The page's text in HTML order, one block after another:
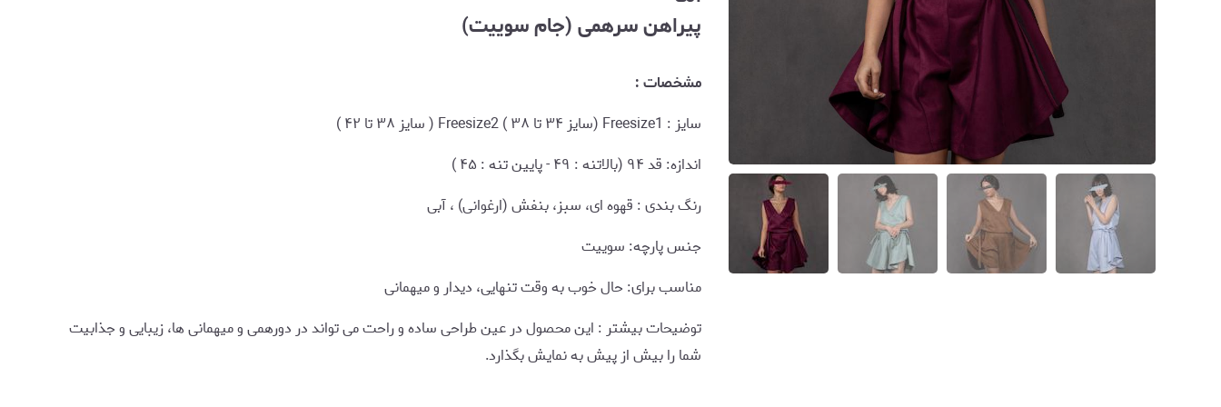
پیراهن سرهمی (جام سوییت)
مشخصات :
سایز : Freesize1 (سایز ۳۴ تا ۳۸ ) Freesize2 ( سایز ۳۸ تا ۴۲ )
اندازه: قد ۹۴ (بالاتنه : ۴۹ - پایین تنه : ۴۵ )
رنگ بندی : قهوه ای، سبز، بنفش (ارغوانی) ، آبی
جنس پارچه: سوییت
مناسب برای: حال خوب به وقت تنهایی، دیدار و میهمانی
توضیحات بیشتر : این محصول در عین طراحی ساده و راحت می تواند در دورهمی و میهمانی ها، زیبایی و جذابیت
شما را بیش از پیش به نمایش بگذارد.